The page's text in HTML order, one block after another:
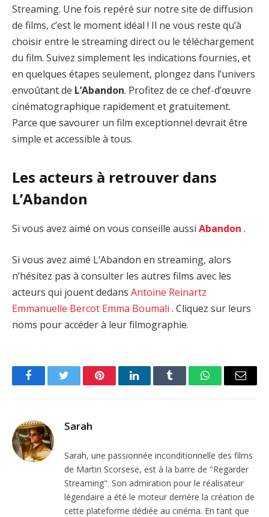
Streaming. Une fois repéré sur notre site de diffusion
de films, c’est le moment idéal ! Il ne vous reste qu’à
choisir entre le streaming direct ou le téléchargement
du film. Suivez simplement les indications fournies, et
en quelques étapes seulement, plongez dans l’univers
envoûtant de L’Abandon. Profitez de ce chef-d’œuvre
cinématographique rapidement et gratuitement.
Parce que savourer un film exceptionnel devrait être
simple et accessible à tous.
Les acteurs à retrouver dans
L’Abandon
Si vous avez aimé on vous conseille aussi Abandon .
Si vous avez aimé L’Abandon en streaming, alors
n’hésitez pas à consulter les autres films avec les
acteurs qui jouent dedans Antoine Reinartz
Emmanuelle Bercot Emma Boumali . Cliquez sur leurs
noms pour accéder à leur filmographie.
FacebookTwitter PinterestLinkedInTumblr WhatsAppEmail
Sarah
Sarah, une passionnée inconditionnelle des films
de Martin Scorsese, est à la barre de "Regarder
Streaming". Son admiration pour le réalisateur
légendaire a été le moteur derrière la création de
cette plateforme dédiée au cinéma. En tant que